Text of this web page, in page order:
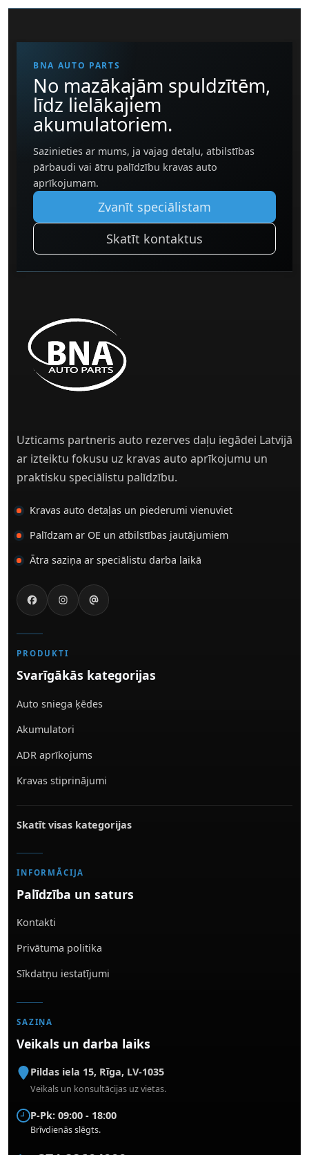
BNA AUTO PARTS
No mazākajām spuldzītēm,
līdz lielākajiem
akumulatoriem.
Sazinieties ar mums, ja vajag detaļu, atbilstības
pārbaudi vai ātru palīdzību kravas auto
aprīkojumam.
Zvanīt speciālistam
Skatīt kontaktus
Uzticams partneris auto rezerves daļu iegādei Latvijā
ar izteiktu fokusu uz kravas auto aprīkojumu un
praktisku speciālistu palīdzību.
Kravas auto detaļas un piederumi vienuviet
Palīdzam ar OE un atbilstības jautājumiem
Ātra saziņa ar speciālistu darba laikā
PRODUKTI
Svarīgākās kategorijas
Auto sniega ķēdes
Akumulatori
ADR aprīkojums
Kravas stiprinājumi
Skatīt visas kategorijas
INFORMĀCIJA
Palīdzība un saturs
Kontakti
Privātuma politika
Sīkdatņu iestatījumi
SAZIŅA
Veikals un darba laiks
Pildas iela 15, Rīga, LV-1035
Veikals un konsultācijas uz vietas.
P-Pk: 09:00 - 18:00
Brīvdienās slēgts.